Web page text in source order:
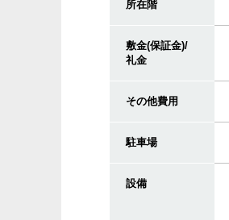
所在階
敷金(保証金)/
礼金
その他費用
駐車場
設備